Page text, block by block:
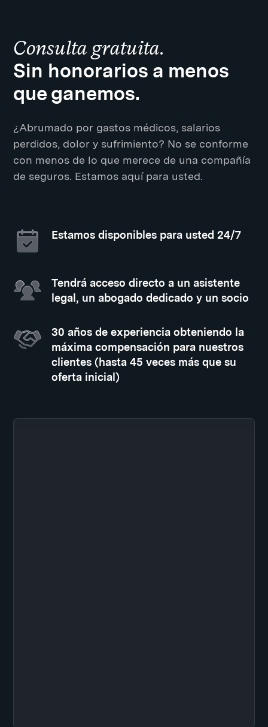
Consulta gratuita.
Sin honorarios a menos
que ganemos.
¿Abrumado por gastos médicos, salarios
perdidos, dolor y sufrimiento? No se conforme
con menos de lo que merece de una compañía
de seguros. Estamos aquí para usted.
Estamos disponibles para usted 24/7
Tendrá acceso directo a un asistente
legal, un abogado dedicado y un socio
30 años de experiencia obteniendo la
máxima compensación para nuestros
clientes (hasta 45 veces más que su
oferta inicial)